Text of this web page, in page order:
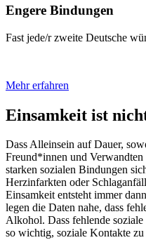
Engere Bindungen
Fast jede/r zweite Deutsche
Mehr erfahren
Einsamkeit ist
Dass Alleinsein auf Dauer,
Freund*innen und Verwandten
starken sozialen Bindungen
Herzinfarkten oder
Einsamkeit entsteht immer
legen die Daten nahe, dass
Alkohol. Dass fehlende soziale
so wichtig, soziale Kontakte zu